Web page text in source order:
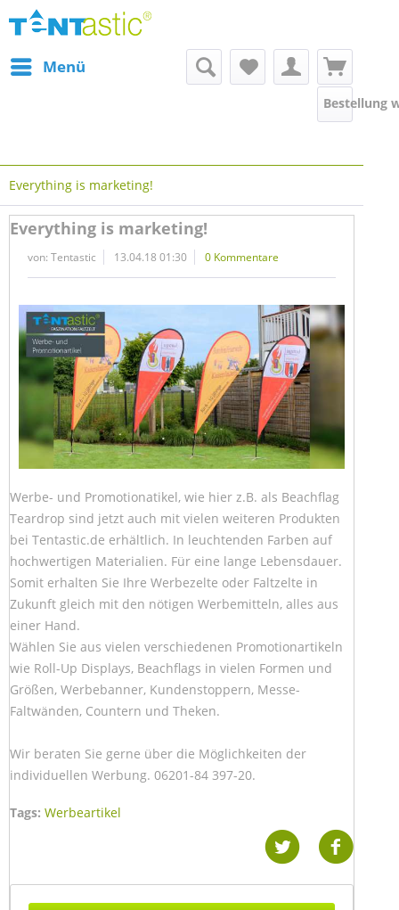
Menü
Bestellung
Everything is marketing!
Everything is marketing!
von: Tentastic 13.04.18 01:30 0 Kommentare
Werbe- und Promotionatikel, wie hier z.B. als Beachflag
Teardrop sind jetzt auch mit vielen weiteren Produkten
bei Tentastic.de erhältlich. In leuchtenden Farben auf
hochwertigen Materialien. Für eine lange Lebensdauer.
Somit erhalten Sie Ihre Werbezelte oder Faltzelte in
Zukunft gleich mit den nötigen Werbemitteln, alles aus
einer Hand.
Wählen Sie aus vielen verschiedenen Promotionartikeln
wie Roll-Up Displays, Beachflags in vielen Formen und
Größen, Werbebanner, Kundenstoppern, Messe-
Faltwänden, Countern und Theken.
Wir beraten Sie gerne über die Möglichkeiten der
individuellen Werbung. 06201-84 397-20.
Tags: Werbeartikel